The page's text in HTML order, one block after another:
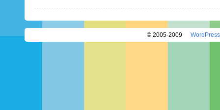
© 2005-2009 WordPress